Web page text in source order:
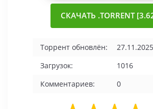
СКАЧАТЬ .TORRENT
Торрент обновлён:
Загрузок:
1016
Комментариев:
0